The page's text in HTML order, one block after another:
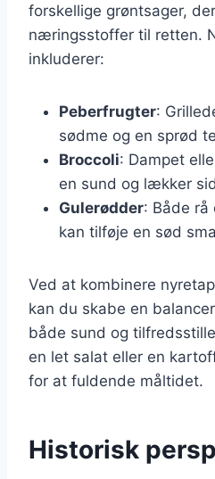
forskellige grøntsager,
næringsstoffer til retten.
inkluderer:
Peberfrugter:
sødme og en sprød
Broccoli: Dampet
en sund og lækker
Gulerødder: Både rå
kan tilføje en sød
Ved at kombinere
kan du skabe en
både sund og
en let salat eller en
for at fuldende måltidet.
Historisk